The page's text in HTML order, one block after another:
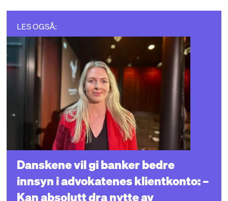
LES OGSÅ:
Danskene vil gi banker bedre
innsyn i advokatenes klientkonto: –
Kan absolutt dra nytte av